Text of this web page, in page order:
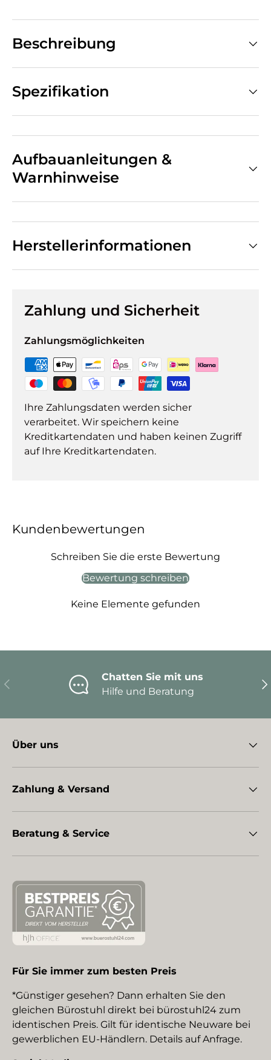
Beschreibung
Spezifikation
Aufbauanleitungen &
Warnhinweise
Herstellerinformationen
Zahlung und Sicherheit
Zahlungsmöglichkeiten
Ihre Zahlungsdaten werden sicher
verarbeitet. Wir speichern keine
Kreditkartendaten und haben keinen Zugriff
auf Ihre Kreditkartendaten.
Kundenbewertungen
Schreiben Sie die erste Bewertung
Bewertung schreiben
Keine Elemente gefunden
Vorherige
Chatten Sie mit uns
Hilfe und Beratung
Über uns
Zahlung & Versand
Beratung & Service
Für Sie immer zum besten Preis
*Günstiger gesehen? Dann erhalten Sie den
gleichen Bürostuhl direkt bei bürostuhl24 zum
identischen Preis. Gilt für identische Neuware bei
gewerblichen EU-Händlern. Details auf Anfrage.